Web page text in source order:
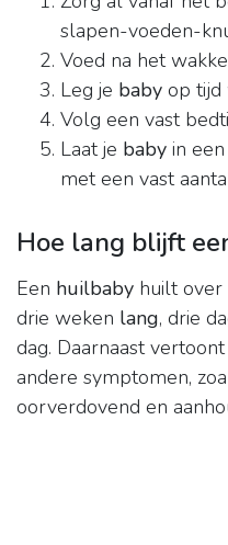
slapen-voeden-
Voed na het
Leg je baby op tijd
Volg een vast
Laat je baby in
met een vast
Hoe lang blijft
Een huilbaby huilt over
drie weken lang, drie
dag. Daarnaast
andere symptomen,
oorverdovend en